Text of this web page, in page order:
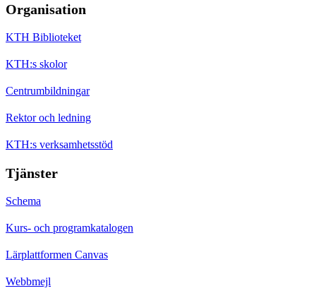
Organisation
KTH Biblioteket
KTH:s skolor
Centrumbildningar
Rektor och ledning
KTH:s verksamhetsstöd
Tjänster
Schema
Kurs- och programkatalogen
Lärplattformen Canvas
Webbmejl